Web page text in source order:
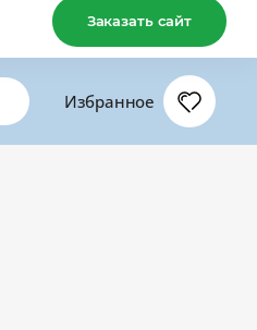
Заказать сайт
Избранное